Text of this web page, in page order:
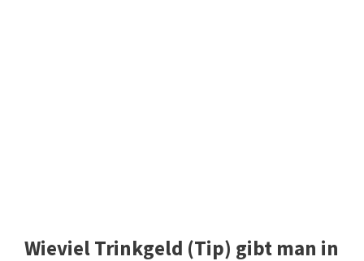
Wieviel Trinkgeld (Tip) gibt man in